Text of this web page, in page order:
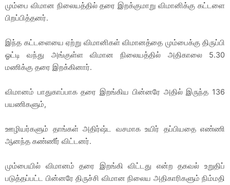
மும்பை விமான நிலையத்தில் தரை இறக்குமாறு விமானிக்கு கட்டளை
பிறப்பித்தனர்.
இந்த கட்டளையை ஏற்று விமானிகள் விமானத்தை மும்பைக்கு திருப்பி
ஓட்டி வந்து அங்குள்ள விமான நிலையத்தில் அதிகாலை 5.30
மணிக்கு தரை இறக்கினார்.
விமானம் பாதுகாப்பாக தரை இறங்கிய பின்னரே அதில் இருந்த 136
பயணிகளும்,
ஊழியர்களும் தாங்கள் அதிர்ஷ்ட வசமாக உயிர் தப்பியதை எண்ணி
ஆனந்த கண்ணீர் விட்டனர்.
மும்பையில் விமானம் தரை இறங்கி விட்டது என்ற தகவல் உறுதிப்
படுத்தப்பட்ட பின்னரே திருச்சி விமான நிலைய அதிகாரிகளும் நிம்மதி